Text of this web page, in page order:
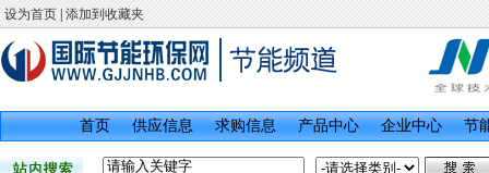
设为首页 添加到收藏夹
首页 供应信息 求购信息 产品中心 企业中心 节